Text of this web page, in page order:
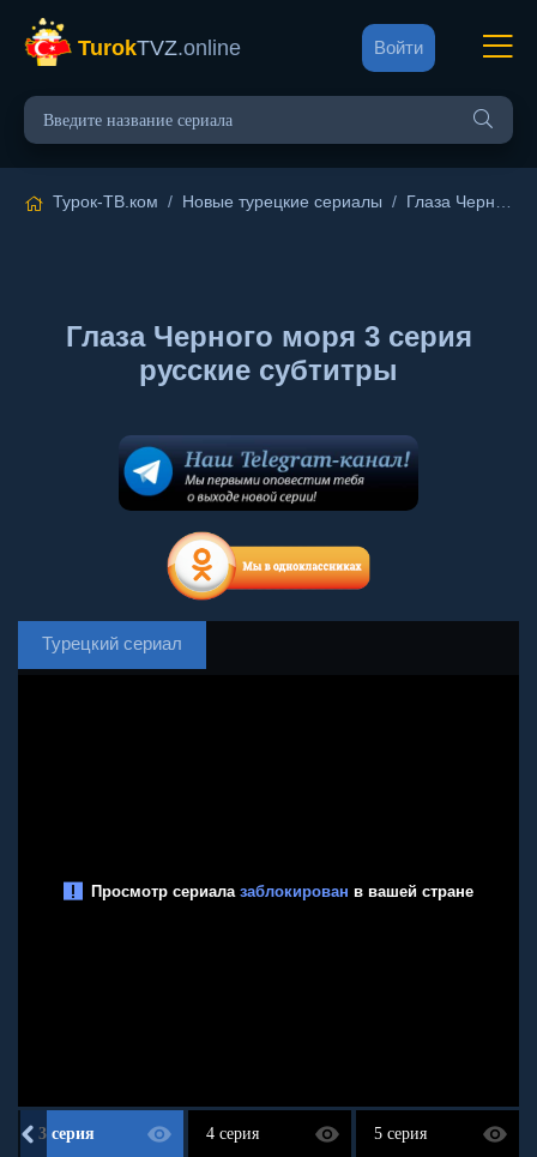
TurokTVZ.online Войти
Турок-ТВ.ком / Новые турецкие сериалы / Глаза Черного моря
Глаза Черного моря 3 серия
русские субтитры
Турецкий сериал
3 серия 4 серия 5 серия